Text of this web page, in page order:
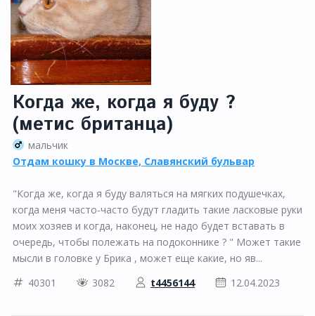
Когда же, когда я буду ?
(метис британца)
мальчик
Отдам кошку в Москве, Славянский бульвар
"Когда же, когда я буду валяться на мягких подушечках,
когда меня часто-часто будут гладить такие ласковые руки
моих хозяев и когда, наконец, не надо будет вставать в
очередь, чтобы полежать на подоконнике ? " Может такие
мысли в головке у Брика , может еще какие, но яв...
40301
3082 t4456144 12.04.2023